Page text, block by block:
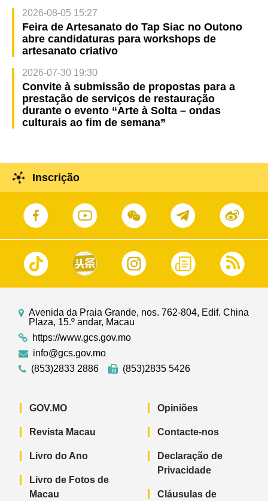
2026-08-05 15:27
Feira de Artesanato do Tap Siac no Outono
abre candidaturas para workshops de
artesanato criativo
2026-07-30 19:30
Convite à submissão de propostas para a
prestação de serviços de restauração
durante o evento “Arte à Solta – ondas
culturais ao fim de semana”
Inscrição
Avenida da Praia Grande, nos. 762-804, Edif. China
Plaza, 15.º andar, Macau
https://www.gcs.gov.mo
info@gcs.gov.mo
(853)2833 2886
(853)2835 5426
GOV.MO
Revista Macau
Livro do Ano
Livro de Fotos de
Macau
Opiniões
Contacte-nos
Declaração de
Privacidade
Cláusulas de